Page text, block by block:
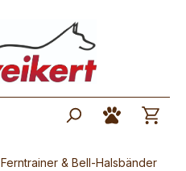
Ferntrainer & Bell-Halsbänder